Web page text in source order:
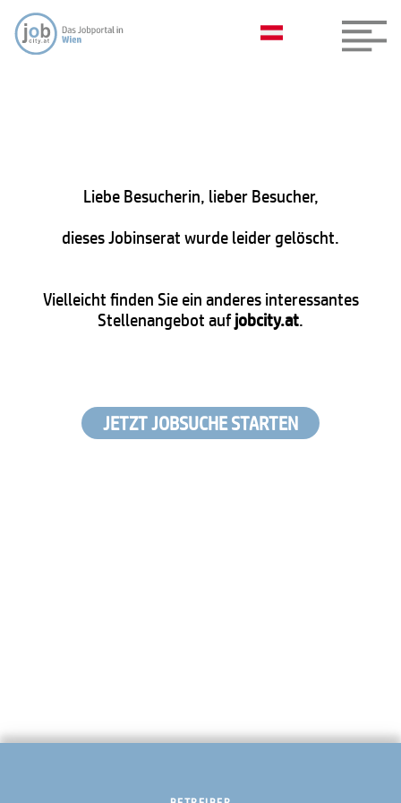
Liebe Besucherin, lieber Besucher,
dieses Jobinserat wurde leider gelöscht.
Vielleicht finden Sie ein anderes interessantes
Stellenangebot aufjobcity.at.
JETZT JOBSUCHE STARTEN